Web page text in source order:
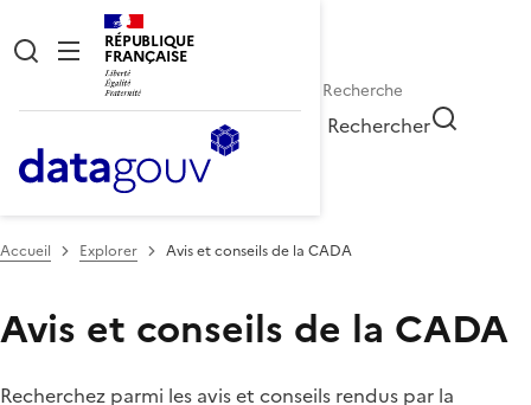
RÉPUBLIQUE
FRANÇAISE
Rechercher
Accueil Explorer Avis et conseils de la CADA
Avis et conseils de la CADA
Recherchez parmi les avis et conseils rendus par la